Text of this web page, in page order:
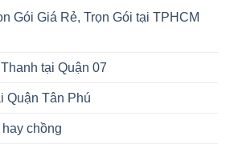
Gói Giá Rẻ, Trọn Gói tại TPHCM
tại Quận 07
Quận Tân Phú
chồng